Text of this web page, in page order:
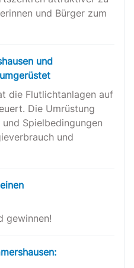
und Bürger zum
und
die Flutlichtanlagen auf
Die Umrüstung
Spielbedingungen
und
gewinnen!